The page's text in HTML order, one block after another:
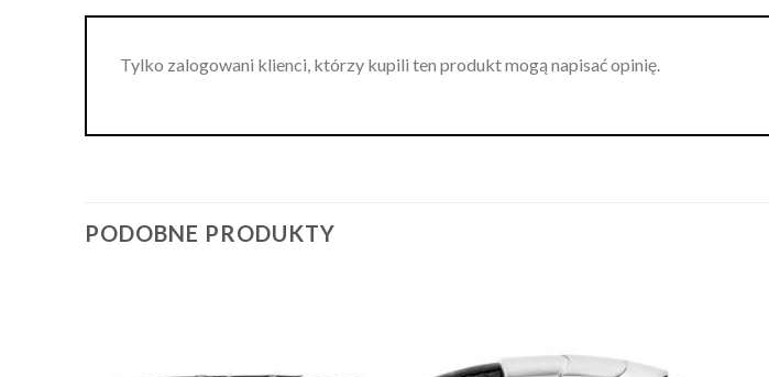
Tylko zalogowani klienci, którzy kupili ten produkt mogą napisać opinię.
PODOBNE PRODUKTY